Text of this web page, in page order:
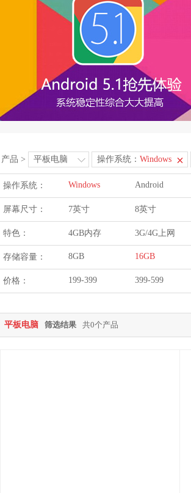
产品 > 平板电脑 操作系统： Windows
操作系统： Windows Android
屏幕尺寸： 7英寸 8英寸
特色： 4GB内存 3G/4G上网
存储容量： 8GB 16GB
价格： 199-399 399-599
平板电脑 筛选结果 共0个产品